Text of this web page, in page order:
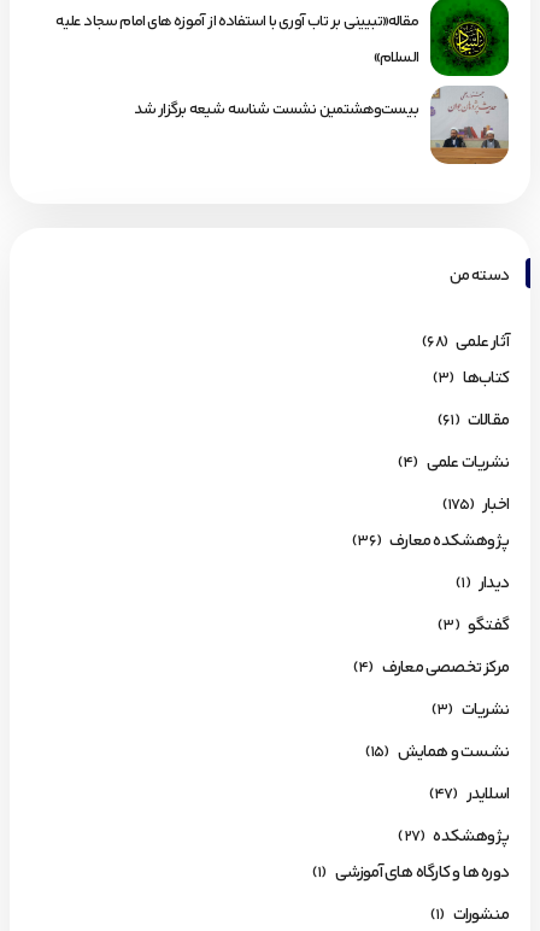
مقاله«تبیینی بر تاب آوری با استفاده از آموزه های امام سجاد علیه
السلام»
بیست‌وهشتمین نشست شناسه شیعه برگزار شد
دسته من
آثار علمی (68)
کتاب‌ها (3)
مقالات (61)
نشریات علمی (4)
اخبار (175)
پژوهشکده معارف (36)
دیدار (1)
گفتگو (3)
مرکز تخصصی معارف (4)
نشریات (3)
نشست و همایش (15)
اسلایدر (47)
پژوهشکده (27)
دوره ها و کارگاه های آموزشی (1)
منشورات (1)